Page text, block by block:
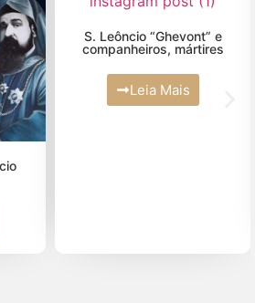
S. Leôncio “Ghevont” e
companheiros, mártires
Leia Mais